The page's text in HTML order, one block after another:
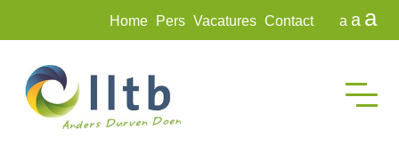
Home Pers Vacatures Contact a a a